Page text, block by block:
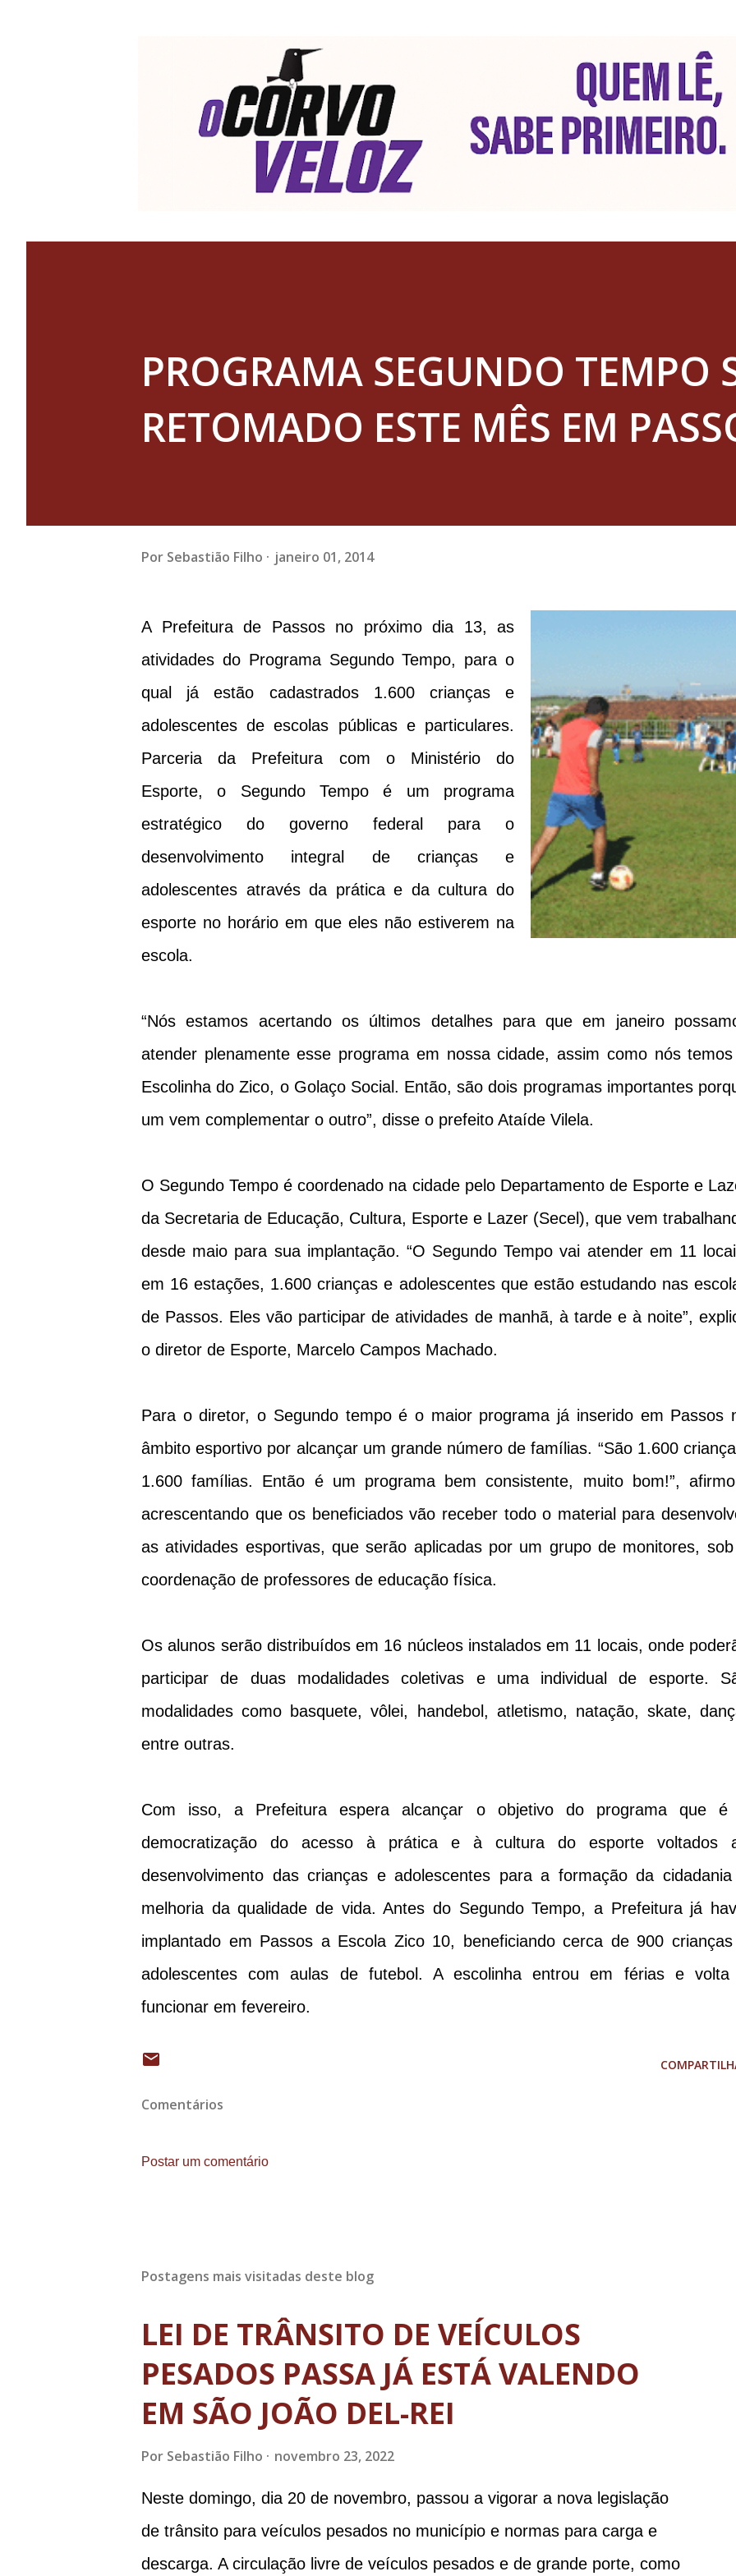
PROGRAMA SEGUNDO TEMPO
RETOMADO ESTE MÊS EM
Por Sebastião Filho janeiro 01, 2014
A Prefeitura de Passos no próximo dia 13, as
atividades do Programa Segundo Tempo, para o
qual já estão cadastrados 1.600 crianças e
adolescentes de escolas públicas e particulares.
Parceria da Prefeitura com o Ministério do
Esporte, o Segundo Tempo é um programa
estratégico do governo federal para o
desenvolvimento integral de crianças e
adolescentes através da prática e da cultura do
esporte no horário em que eles não estiverem na
escola.
“Nós estamos acertando os últimos detalhes para que em janeiro
atender plenamente esse programa em nossa cidade, assim como nós
Escolinha do Zico, o Golaço Social. Então, são dois programas importantes
um vem complementar o outro”, disse o prefeito Ataíde Vilela.
O Segundo Tempo é coordenado na cidade pelo Departamento de Esporte e
da Secretaria de Educação, Cultura, Esporte e Lazer (Secel), que vem
desde maio para sua implantação. “O Segundo Tempo vai atender em 11
em 16 estações, 1.600 crianças e adolescentes que estão estudando nas
de Passos. Eles vão participar de atividades de manhã, à tarde e à noite”,
o diretor de Esporte, Marcelo Campos Machado.
Para o diretor, o Segundo tempo é o maior programa já inserido em Passos
âmbito esportivo por alcançar um grande número de famílias. “São 1.600
1.600 famílias. Então é um programa bem consistente, muito bom!”,
acrescentando que os beneficiados vão receber todo o material para
as atividades esportivas, que serão aplicadas por um grupo de monitores,
coordenação de professores de educação física.
Os alunos serão distribuídos em 16 núcleos instalados em 11 locais, onde
participar de duas modalidades coletivas e uma individual de esporte.
modalidades como basquete, vôlei, handebol, atletismo, natação, skate,
entre outras.
Com isso, a Prefeitura espera alcançar o objetivo do programa que
democratização do acesso à prática e à cultura do esporte voltados
desenvolvimento das crianças e adolescentes para a formação da
melhoria da qualidade de vida. Antes do Segundo Tempo, a Prefeitura já
implantado em Passos a Escola Zico 10, beneficiando cerca de 900
adolescentes com aulas de futebol. A escolinha entrou em férias e
funcionar em fevereiro.
Comentários
Postar um comentário
Postagens mais visitadas deste blog
LEI DE TRÂNSITO DE VEÍCULOS
PESADOS PASSA JÁ ESTÁ VALENDO
EM SÃO JOÃO DEL-REI
Por Sebastião Filho novembro 23, 2022
Neste domingo, dia 20 de novembro, passou a vigorar a nova legislação
de trânsito para veículos pesados no município e normas para carga e
descarga. A circulação livre de veículos pesados e de grande porte, como